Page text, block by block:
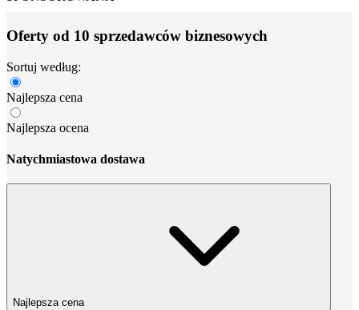
Oferty od 10 sprzedawców biznesowych
Sortuj według:
Najlepsza cena
Najlepsza ocena
Natychmiastowa dostawa
Najlepsza cena